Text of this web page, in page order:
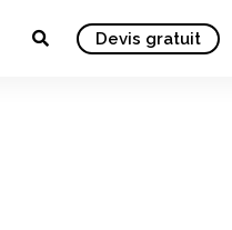
Devis gratuit